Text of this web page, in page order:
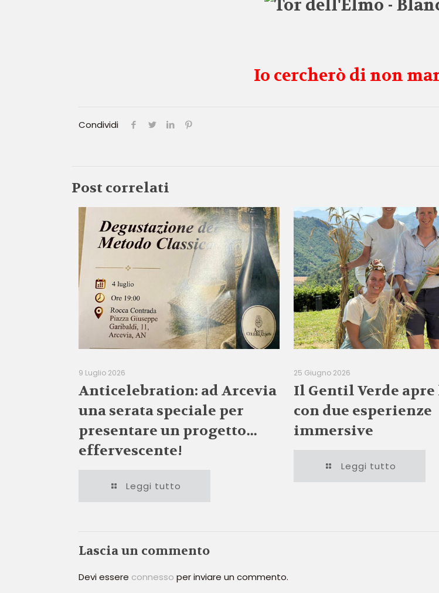
Io cercherò di non
Condividi
Post correlati
9 Luglio 2026
Anticelebration: ad Arcevia
una serata speciale per
presentare un progetto…
effervescente!
Leggi tutto
25 Giugno 2026
Il Gentil Verde apre
con due esperienze
immersive
Leggi tutto
Lascia un commento
Devi essere connesso per inviare un commento.